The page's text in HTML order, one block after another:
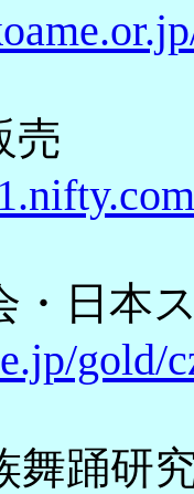
売
・日
gold/
舞踊研